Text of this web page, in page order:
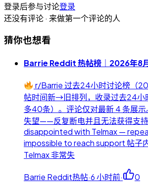
登录后参与讨论登录
还没有评论 · 来做第一个评论的人
猜你也想看
Barrie Reddit 热帖榜｜2026年8
r/Barrie 过去24小时讨论榜（
帖时间新→旧排列，收录过去24小
多40条）。评论仅对最新 4 条展示
失望——反复断电并且无法获得支
disappointed with Telmax —
impossible to reach support 帖子
Telmax 非常失
Barrie Reddit热帖·6 小时前· 0